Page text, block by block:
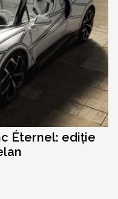
Éternel: ediție